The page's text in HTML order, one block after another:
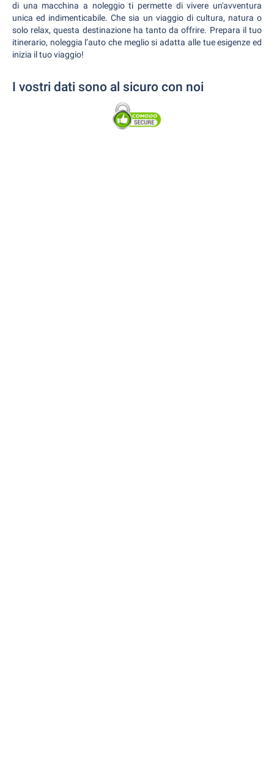
di una macchina a noleggio ti permette di vivere un'avventura
unica ed indimenticabile. Che sia un viaggio di cultura, natura o
solo relax, questa destinazione ha tanto da offrire. Prepara il tuo
itinerario, noleggia l’auto che meglio si adatta alle tue esigenze ed
inizia il tuo viaggio!
I vostri dati sono al sicuro con noi